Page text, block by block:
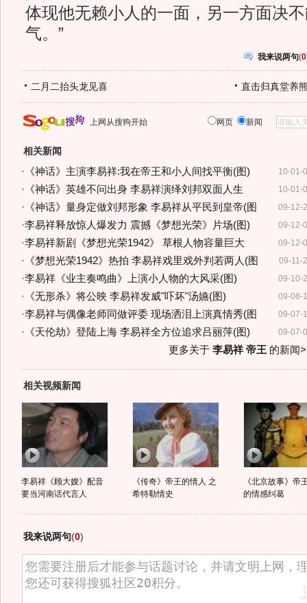
体现他无赖小人的一面，另一方面决
气。”
我来说两句(0
二月二抬头龙见喜 直击归真堂养
上网从搜狗开始 网页 新闻
相关新闻
10-01-
· 《神话》主演李易祥:我在帝王和小人间找平衡(图)
10-01-
· 《神话》英雄不问出身 李易祥演绎刘邦双面人生
09-12-
· 《神话》量身定做刘邦形象 李易祥从平民到皇帝(图
09-12-
·李易祥释放惊人爆发力 震撼《梦想光荣》片场(图)
09-12-
·李易祥新剧《梦想光荣1942》 草根人物容量巨大
09-11-
· 《梦想光荣1942》热拍 李易祥戏里戏外判若两人(图
09-10-
·李易祥《业主奏鸣曲》上演小人物的大风采(图)
09-08-
· 《无形杀》将公映 李易祥发威"吓坏"汤嬿(图)
09-07-
·李易祥与偶像老师同做评委 现场洒泪上演真情秀(图
09-07-
· 《天伦劫》登陆上海 李易祥全方位追求吕丽萍(图)
更多关于 李易祥 帝王的新闻
相关视频新闻
李易祥《顾大嫂》配音
要当河南话代言人
《传奇》帝王的情人 之
希特勒情史
《北京故事》帝
的情感纠葛
我来说两句(0)